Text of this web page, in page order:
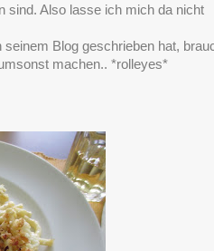
sind. Also lasse ich mich da nicht
Blog geschrieben hat,
machen.. *rolleyes*